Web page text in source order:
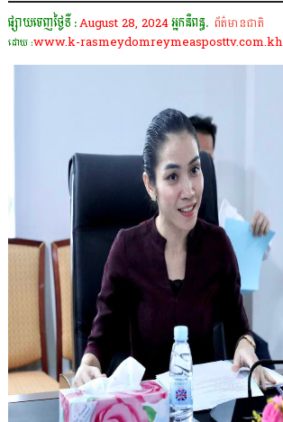
ផ្សាយចេញថ្ងៃទី :August 28, 2024អ្នកនិពន្ធ. ព័ត៌មានជាតិ
ដោយ :www.k-rasmeydomreymeasposttv.com.kh